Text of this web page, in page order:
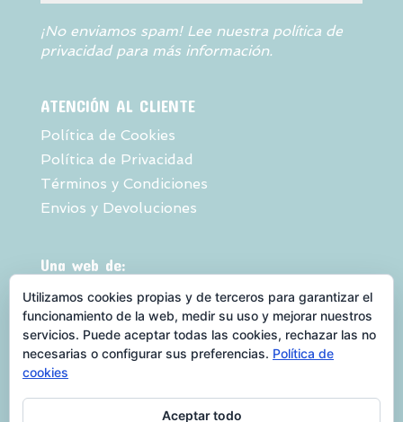
¡No enviamos spam! Lee nuestra política de
privacidadpara más información.
ATENCIÓN AL CLIENTE
Política de Cookies
Política de Privacidad
Términos y Condiciones
Envios y Devoluciones
Una web de:
Utilizamos cookies propias y de terceros para garantizar el
funcionamiento de la web, medir su uso y mejorar nuestros
servicios. Puede aceptar todas las cookies, rechazar las no
necesarias o configurar sus preferencias. Política de
cookies
Aceptar todo